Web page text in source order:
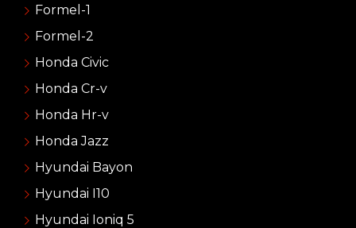
Formel-1
Formel-2
Honda Civic
Honda Cr-v
Honda Hr-v
Honda Jazz
Hyundai Bayon
Hyundai I10
Hyundai Ioniq 5